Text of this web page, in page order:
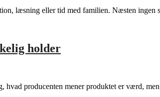
læsning eller tid med familien. Næsten
holder
producenten mener produktet er værd,